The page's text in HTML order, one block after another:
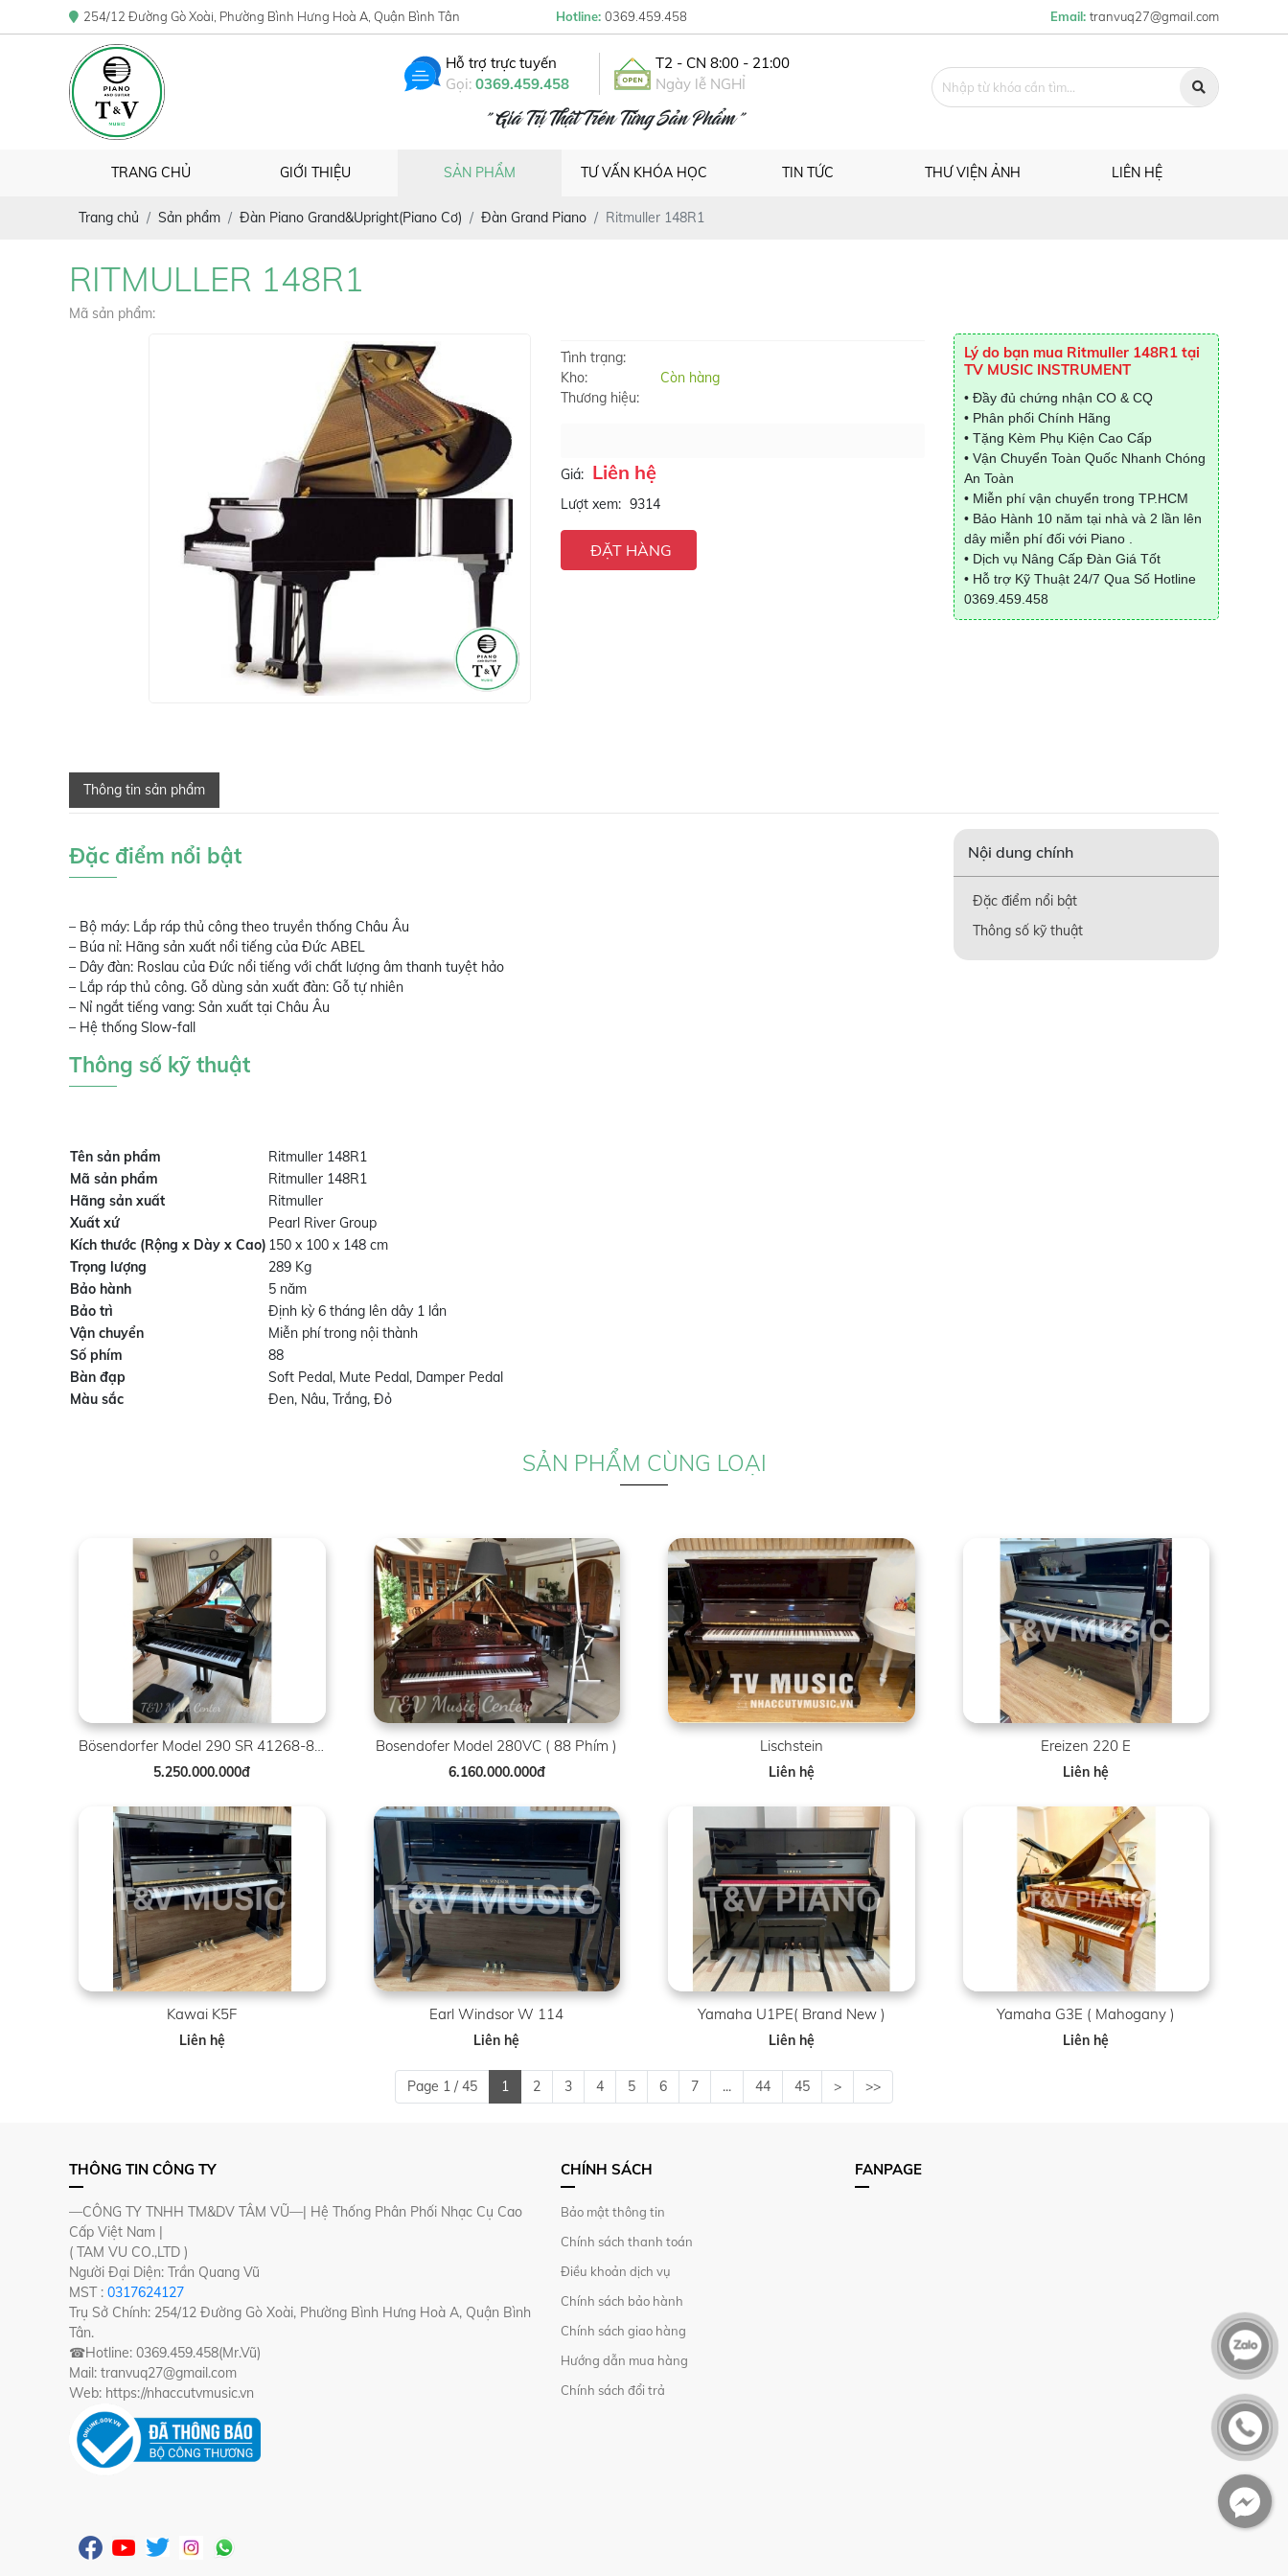
254/12 Đường Gò Xoài, Phường Bình Hưng Hoà A, Quận Bình Tân Hotline: 0369.459.458 Email: tranvuq27@gmail.com
Hỗ trợ trực tuyến
Gọi: 0369.459.458
T2 - CN 8:00 - 21:00
Ngày lễ NGHỈ
" Giá Trị Thật Trên Từng Sản Phẩm "
TRANG CHỦ GIỚI THIỆU SẢN PHẨM TƯ VẤN KHÓA HỌC TIN TỨC THƯ VIỆN ẢNH LIÊN HỆ
Trang chủ Sản phẩm Đàn Piano Grand&Upright(Piano Cơ) Đàn Grand Piano Ritmuller 148R1
RITMULLER 148R1
Mã sản phẩm:
Tình trạng:
Kho:
Còn hàng
Thương hiệu:
Giá: Liên hệ
Lượt xem: 9314
ĐẶT HÀNG
Lý do bạn mua Ritmuller 148R1 tại
TV MUSIC INSTRUMENT
• Đầy đủ chứng nhận CO & CQ
• Phân phối Chính Hãng
• Tặng Kèm Phụ Kiện Cao Cấp
• Vận Chuyển Toàn Quốc Nhanh Chóng
An Toàn
• Miễn phí vận chuyển trong TP.HCM
• Bảo Hành 10 năm tại nhà và 2 lần lên
dây miễn phí đối với Piano .
• Dịch vụ Nâng Cấp Đàn Giá Tốt
• Hỗ trợ Kỹ Thuật 24/7 Qua Số Hotline
0369.459.458
Thông tin sản phẩm
Đặc điểm nổi bật
– Bộ máy: Lắp ráp thủ công theo truyền thống Châu Âu
– Búa nỉ: Hãng sản xuất nổi tiếng của Đức ABEL
– Dây đàn: Roslau của Đức nổi tiếng với chất lượng âm thanh tuyệt hảo
– Lắp ráp thủ công. Gỗ dùng sản xuất đàn: Gỗ tự nhiên
– Nỉ ngắt tiếng vang: Sản xuất tại Châu Âu
– Hệ thống Slow-fall
Thông số kỹ thuật
Tên sản phẩm
Ritmuller 148R1
Mã sản phẩm
Ritmuller 148R1
Hãng sản xuất
Ritmuller
Xuất xứ
Pearl River Group
Kích thước (Rộng x Dày x Cao) 150 x 100 x 148 cm
Trọng lượng
289 Kg
Bảo hành
5 năm
Bảo trì
Định kỳ 6 tháng lên dây 1 lần
Vận chuyển
Miễn phí trong nội thành
Số phím
88
Bàn đạp
Soft Pedal, Mute Pedal, Damper Pedal
Màu sắc
Đen, Nâu, Trắng, Đỏ
Nội dung chính
Đặc điểm nổi bật
Thông số kỹ thuật
SẢN PHẨM CÙNG LOẠI
5.250.000.000đ
Bosendofer Model 280VC ( 88 Phím )
6.160.000.000đ
Lischstein
Liên hệ
Ereizen 220 E
Liên hệ
Kawai K5F
Liên hệ
Earl Windsor W 114
Liên hệ
Yamaha U1PE( Brand New )
Liên hệ
Yamaha G3E ( Mahogany )
Liên hệ
Page 1 / 45 1 2 3 4 5 6 7 ... 44 45 > >>
THÔNG TIN CÔNG TY
—CÔNG TY TNHH TM&DV TÂM VŨ—| Hệ Thống Phân Phối Nhạc Cụ Cao
Cấp Việt Nam |
( TAM VU CO.,LTD )
Người Đại Diện: Trần Quang Vũ
MST : 0317624127
Trụ Sở Chính: 254/12 Đường Gò Xoài, Phường Bình Hưng Hoà A, Quận Bình
Tân.
☎Hotline: 0369.459.458(Mr.Vũ)
Mail: tranvuq27@gmail.com
Web: https://nhaccutvmusic.vn
CHÍNH SÁCH
Bảo mật thông tin
Chính sách thanh toán
Điều khoản dịch vụ
Chính sách bảo hành
Chính sách giao hàng
Hướng dẫn mua hàng
Chính sách đổi trả
FANPAGE